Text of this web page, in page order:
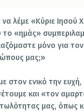
να λέμε «Κύριε Ιησού
«ημάς»
μόνο για
μας;»
στον ενικό την
και «τον
μας, όπως